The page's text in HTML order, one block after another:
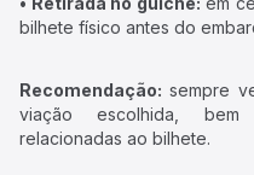
bilhete físico antes do
Recomendação: sempre
viação escolhida, bem
relacionadas ao bilhete.